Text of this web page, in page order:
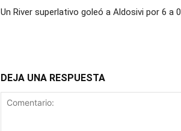
Un River superlativo goleó a Aldosivi por 6 a 0
DEJA UNA RESPUESTA